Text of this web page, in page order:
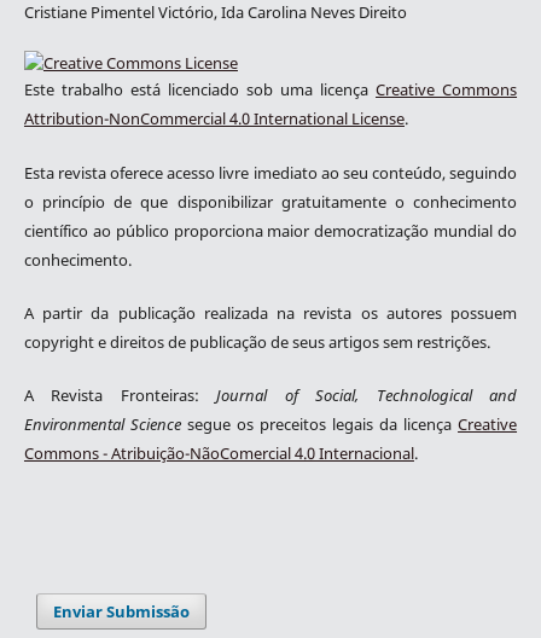
Cristiane Pimentel Victório, Ida Carolina Neves Direito
Este trabalho está licenciado sob uma licençaCreative Commons
Attribution-NonCommercial 4.0 International License.
Esta revista oferece acesso livre imediato ao seu conteúdo, seguindo
o princípio de que disponibilizar gratuitamente o conhecimento
científico ao público proporciona maior democratização mundial do
conhecimento.
A partir da publicação realizada na revista os autores possuem
copyright e direitos de publicação de seus artigos sem restrições.
A Revista Fronteiras:Journal of Social, Technological and
Environmental Sciencesegue os preceitos legais da licençaCreative
Commons - Atribuição-NãoComercial 4.0 Internacional.
Enviar Submissão